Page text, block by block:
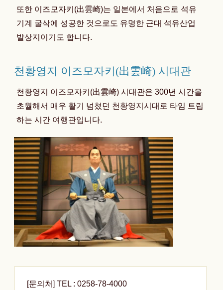
또한 이즈모자키(出雲崎)는 일본에서 처음으로 석유
기계 굴삭에 성공한 것으로도 유명한 근대 석유산업
발상지이기도 합니다.
천황영지 이즈모자키(出雲崎) 시대관
천황영지 이즈모자키(出雲崎) 시대관은 300년 시간을
초월해서 매우 활기 넘쳤던 천황영지시대로 타임 트립
하는 시간 여행관입니다.
[문의처] TEL : 0258-78-4000